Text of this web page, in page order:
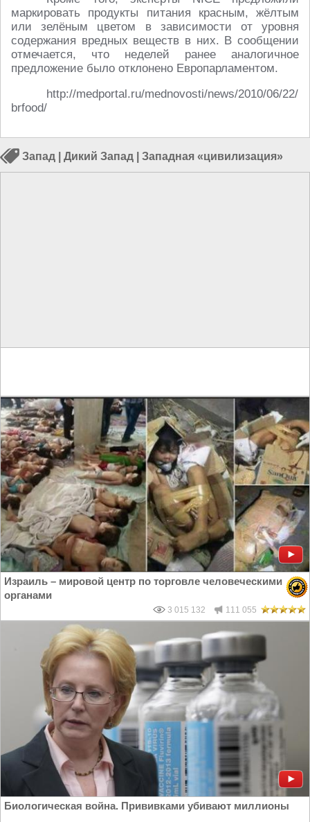
маркировать продукты питания красным, жёлтым
или зелёным цветом в зависимости от уровня
содержания вредных веществ в них. В сообщении
отмечается, что неделей ранее аналогичное
предложение было отклонено Европарламентом.
http://medportal.ru/mednovosti/news/2010/06/22/
brfood/
Запад Дикий Запад Западная «цивилизация»
Израиль – мировой центр по торговле человеческими
органами
3 015 132 111 055
Биологическая война. Прививками убивают миллионы